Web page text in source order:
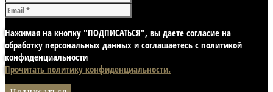
Нажимая на кнопку "ПОДПИСАТЬСЯ", вы даете согласие на
обработку персональных данных и соглашаетесь с политикой
конфиденциальности
Прочитать политику конфиденциальности.